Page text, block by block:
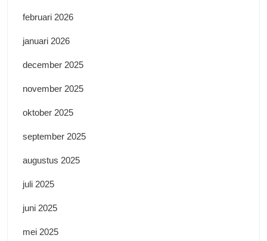
februari 2026
januari 2026
december 2025
november 2025
oktober 2025
september 2025
augustus 2025
juli 2025
juni 2025
mei 2025